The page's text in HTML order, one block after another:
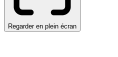
Regarder en plein écran